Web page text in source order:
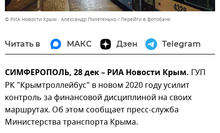
© РИА Новости Крым . Александр Полегенько Перейти в фотобанк
Читать в МАКС Дзен Telegram
СИМФЕРОПОЛЬ, 28 дек – РИА Новости Крым. ГУП
РК "Крымтроллейбус" в новом 2020 году усилит
контроль за финансовой дисциплиной на своих
маршрутах. Об этом сообщает пресс-служба
Министерства транспорта Крыма.